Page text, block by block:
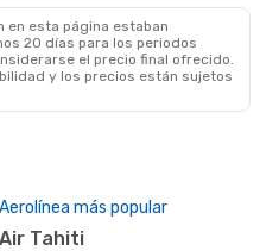
en esta página estaban
20 días para los periodos
el precio final ofrecido.
y los precios están sujetos
Aerolínea más popular
Air Tahiti